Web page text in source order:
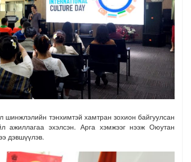
шинжлэлийн тэнхимтэй хамтран зохион байгуулсан
ажиллагаа эхэлсэн. Арга хэмжээг нээж Оюутан
дэвшүүлэв.